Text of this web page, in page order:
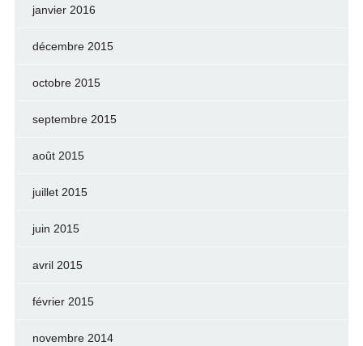
janvier 2016
décembre 2015
octobre 2015
septembre 2015
août 2015
juillet 2015
juin 2015
avril 2015
février 2015
novembre 2014